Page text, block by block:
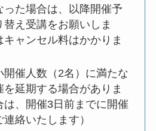
った場合は、以降開催予
え受講をお願いしま
ャンセル料はかかりま
開催人数（2名）に満たな
延期する場合がありま
は、開催3日前までに開催
絡いたします）